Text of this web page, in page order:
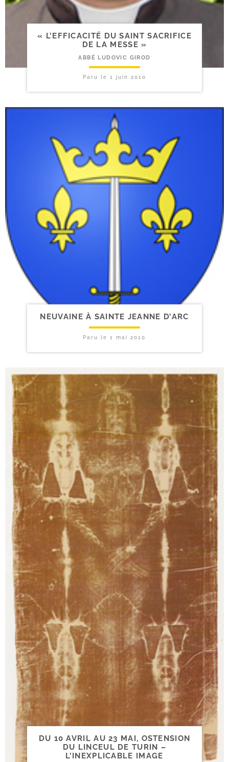
« L’EFFICACITÉ DU SAINT SACRIFICE
DE LA MESSE »
ABBÉ LUDOVIC GIROD
Paru le 1 juin 2010
NEUVAINE À SAINTE JEANNE D’ARC
Paru le1 mai 2010
DU 10 AVRIL AU 23 MAI, OSTENSION
DU LINCEUL DE TURIN –
L’INEXPLICABLE IMAGE